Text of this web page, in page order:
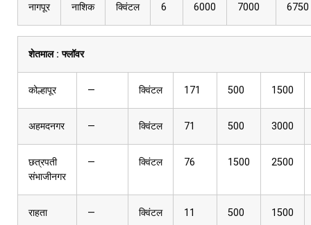
नागपूर नाशिक क्विंटल 6 6000 7000 6750
शेतमाल :फ्लॉवर
कोल्हापूर — क्विंटल 171 500 1500
अहमदनगर — क्विंटल 71 500 3000
छत्रपती
संभाजीनगर
— क्विंटल 76 1500 2500
राहता — क्विंटल 11 500 1500